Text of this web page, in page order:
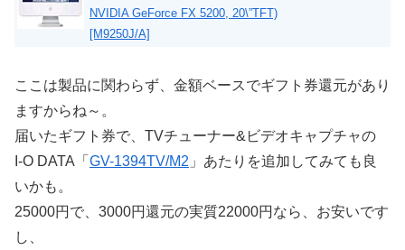
NVIDIA GeForce FX 5200, 20\”TFT)
[M9250J/A]
ここは製品に関わらず、金額ベースでギフト券還元があり
ますからね～。
届いたギフト券で、TVチューナー&ビデオキャプチャの
I-O DATA「 GV-1394TV/M2 」あたりを追加してみても良
いかも。
25000円で、3000円還元の実質22000円なら、お安いです
し、